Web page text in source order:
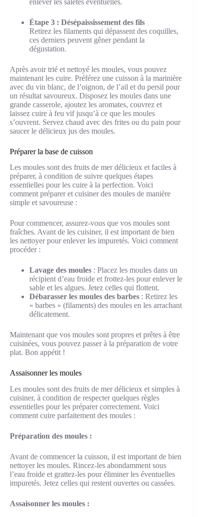
Étape 3 : Désépaississement des fils
Retirez les filaments qui dépassent des coquilles,
ces derniers peuvent gêner pendant la
dégustation.
Après avoir trié et nettoyé les moules, vous pouvez
maintenant les cuire. Préférez une cuisson à la marinière
avec du vin blanc, de l’oignon, de l’ail et du persil pour
un résultat savoureux. Disposez les moules dans une
grande casserole, ajoutez les aromates, couvrez et
laissez cuire à feu vif jusqu’à ce que les moules
s’ouvrent. Servez chaud avec des frites ou du pain pour
saucer le délicieux jus des moules.
Préparer la base de cuisson
Les moules sont des fruits de mer délicieux et faciles à
préparer, à condition de suivre quelques étapes
essentielles pour les cuire à la perfection. Voici
comment préparer et cuisiner des moules de manière
simple et savoureuse :
Pour commencer, assurez-vous que vos moules sont
fraîches. Avant de les cuisiner, il est important de bien
les nettoyer pour enlever les impuretés. Voici comment
procéder :
Lavage des moules : Placez les moules dans un
récipient d’eau froide et frottez-les pour enlever le
sable et les algues. Jetez celles qui flottent.
Débarasser les moules des barbes : Retirez les
« barbes » (filaments) des moules en les arrachant
délicatement.
Maintenant que vos moules sont propres et prêtes à être
cuisinées, vous pouvez passer à la préparation de votre
plat. Bon appétit !
Assaisonner les moules
Les moules sont des fruits de mer délicieux et simples à
cuisiner, à condition de respecter quelques règles
essentielles pour les préparer correctement. Voici
comment cuire parfaitement des moules :
Préparation des moules :
Avant de commencer la cuisson, il est important de bien
nettoyer les moules. Rincez-les abondamment sous
l’eau froide et grattez-les pour éliminer les éventuelles
impuretés. Jetez celles qui restent ouvertes ou cassées.
Assaisonner les moules :